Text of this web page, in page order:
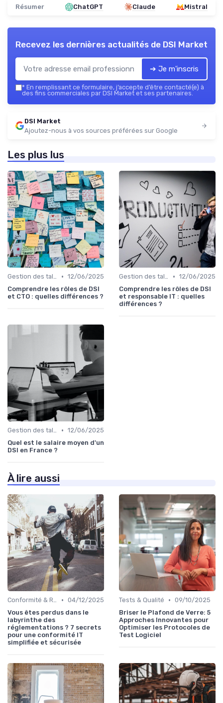
Résumer ChatGPT Claude Mistral
Recevez les dernières actualités de DSI Market
➔ Je m'inscris
* En remplissant ce formulaire, j’accepte d’être contacté(e) à
des fins commerciales par DSI Market et ses partenaires.
DSI Market
Ajoutez-nous à vos sources préférées sur Google
Les plus lus
Gestion des talents IT • 12/06/2025
Comprendre les rôles de DSI
et CTO : quelles différences ?
Gestion des talents IT • 12/06/2025
Comprendre les rôles de DSI
et responsable IT : quelles
différences ?
Gestion des talents IT • 12/06/2025
Quel est le salaire moyen d'un
DSI en France ?
À lire aussi
Conformité & Réglementations • 04/12/2025
Vous êtes perdus dans le
labyrinthe des
réglementations ? 7 secrets
pour une conformité IT
simplifiée et sécurisée
Tests & Qualité • 09/10/2025
Briser le Plafond de Verre: 5
Approches Innovantes pour
Optimiser les Protocoles de
Test Logiciel